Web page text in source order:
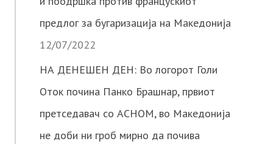
предлог за бугаризација на Македонија
12/07/2022
НА ДЕНЕШЕН ДЕН: Во логорот Голи
Оток почина Панко Брашнар, првиот
претседавач со АСНОМ, во Македонија
не доби ни гроб мирно да почива